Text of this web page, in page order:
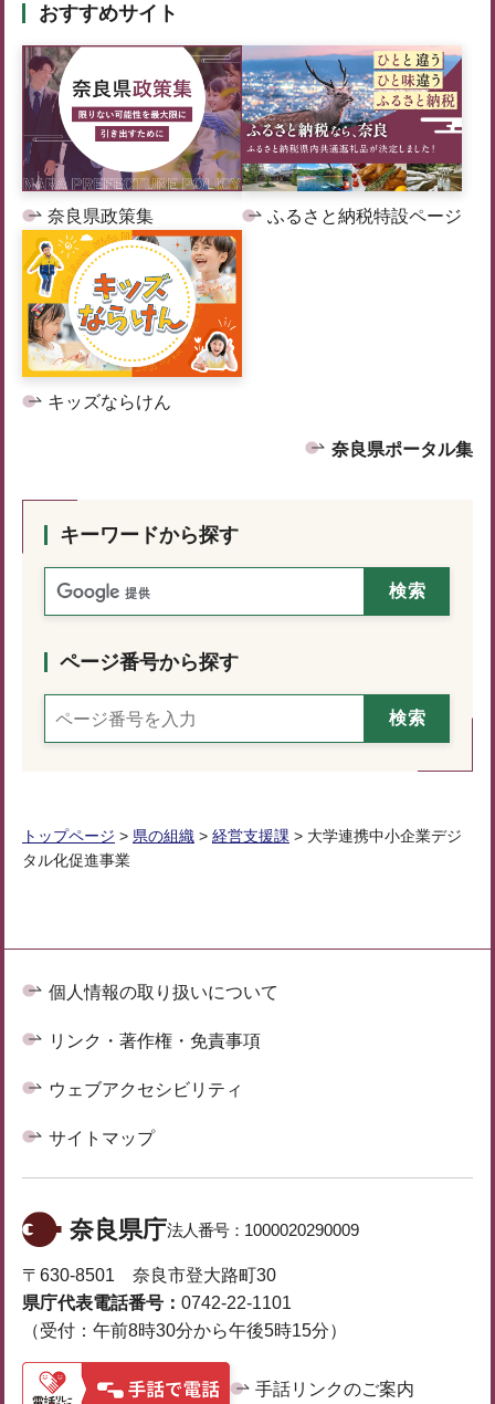
おすすめサイト
奈良県政策集 ふるさと納税特設ページ
キッズならけん
奈良県ポータル集
キーワードから探す
ページ番号から探す
トップページ > 県の組織 > 経営支援課 > 大学連携中小企業デジ
タル化促進事業
個人情報の取り扱いについて
リンク・著作権・免責事項
ウェブアクセシビリティ
サイトマップ
奈良県庁法人番号： 1000020290009
〒630-8501 奈良市登大路町30
県庁代表電話番号： 0742-22-1101
（受付：午前8時30分から午後5時15分）
手話リンクのご案内